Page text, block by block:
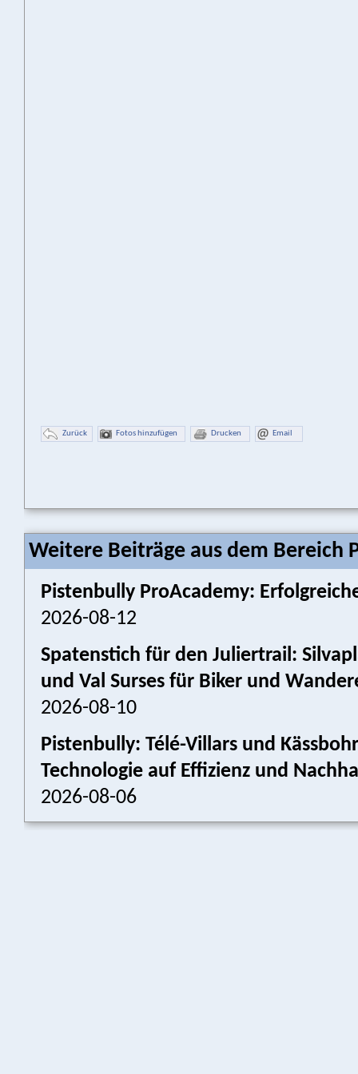
Zurück Fotos hinzufügen Drucken Email
Weitere Beiträge aus dem Bereich
Pistenbully ProAcademy:
2026-08-12
Spatenstich für den Juliertrail:
und Val Surses für Biker und
2026-08-10
Pistenbully: Télé-Villars und
Technologie auf Effizienz und
2026-08-06